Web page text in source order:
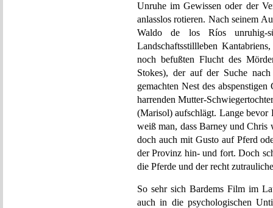
Unruhe im Gewissen oder der
anlasslos rotieren. Nach seinem
Waldo de los Ríos unruhig-
Landschaftsstillleben
noch befußten Flucht des
Stokes), der auf der Suche
gemachten Nest des
harrenden Mutter-
(Marisol) aufschlägt. Lange bevor
weiß man, dass Barney und Chris
doch auch mit Gusto auf Pferd
der Provinz hin- und fort. Doch
die Pferde und der recht
So sehr sich Bardems Film im
auch in die psychologischen